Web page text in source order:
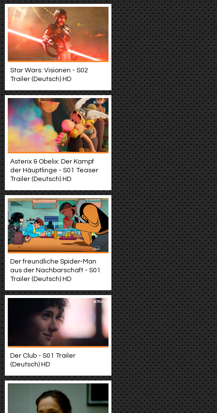
Star Wars: Visionen - S02
Trailer (Deutsch) HD
Asterix & Obelix: Der Kampf
der Häuptlinge - S01 Teaser
Trailer (Deutsch) HD
Der freundliche Spider-Man
aus der Nachbarschaft - S01
Trailer (Deutsch) HD
Der Club - S01 Trailer
(Deutsch) HD